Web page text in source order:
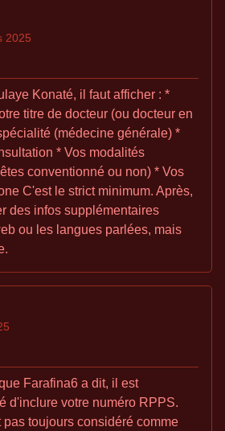
2025
Konaté, il faut afficher : *
titre de docteur (ou docteur en
(médecine générale) *
* Vos modalités
conventionné ou non) * Vos
C'est le strict minimum. Après,
des infos supplémentaires
ou les langues parlées, mais
Farafina6 a dit, il est
d'inclure votre numéro RPPS.
pas toujours considéré comme